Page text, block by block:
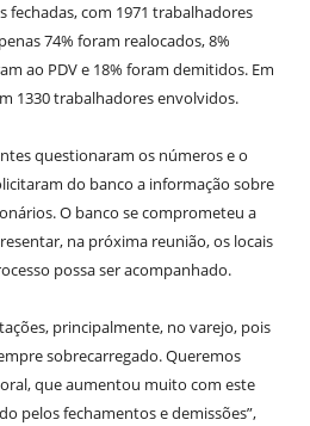
fechadas, com 1971 trabalhadores
74% foram realocados, 8%
ao PDV e 18% foram demitidos. Em
1330 trabalhadores envolvidos.
questionaram os números e o
do banco a informação sobre
O banco se comprometeu a
na próxima reunião, os locais
possa ser acompanhado.
principalmente, no varejo, pois
sobrecarregado. Queremos
que aumentou muito com este
pelos fechamentos e demissões”,